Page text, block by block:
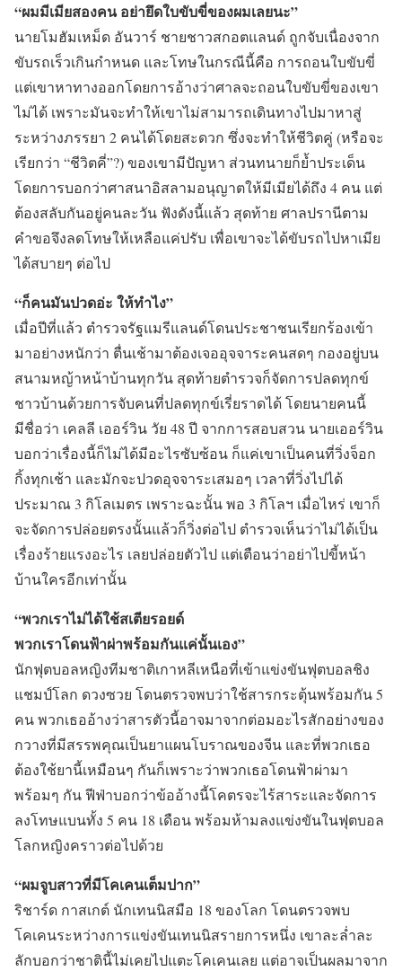
“ผมมีเมียสองคน อย่ายึดใบขับขี่ของผมเลยนะ”
นายโมฮัมเหม็ด อันวาร์ ชายชาวสกอตแลนด์ ถูกจับเนื่องจาก
ขับรถเร็วเกินกำหนด และโทษในกรณีนี้คือ การถอนใบขับขี่
แต่เขาหาทางออกโดยการอ้างว่าศาลจะถอนใบขับขี่ของเขา
ไม่ได้ เพราะมันจะทำให้เขาไม่สามารถเดินทางไปมาหาสู่
ระหว่างภรรยา 2 คนได้โดยสะดวก ซึ่งจะทำให้ชีวิตคู่ (หรือจะ
เรียกว่า “ชีวิตคี่”?) ของเขามีปัญหา ส่วนทนายก็ย้ำประเด็น
โดยการบอกว่าศาสนาอิสลามอนุญาตให้มีเมียได้ถึง 4 คน แต่
ต้องสลับกันอยู่คนละวัน ฟังดังนี้แล้ว สุดท้าย ศาลปรานีตาม
คำขอจึงลดโทษให้เหลือแค่ปรับ เพื่อเขาจะได้ขับรถไปหาเมีย
ได้สบายๆ ต่อไป
“ก็คนมันปวดอ่ะ ให้ทำไง”
เมื่อปีที่แล้ว ตำรวจรัฐแมรีแลนด์โดนประชาชนเรียกร้องเข้า
มาอย่างหนักว่า ตื่นเช้ามาต้องเจออุจจาระคนสดๆ กองอยู่บน
สนามหญ้าหน้าบ้านทุกวัน สุดท้ายตำรวจก็จัดการปลดทุกข์
ชาวบ้านด้วยการจับคนที่ปลดทุกข์เรี่ยราดได้ โดยนายคนนี้
มีชื่อว่า เคลลี เออร์วิน วัย 48 ปี จากการสอบสวน นายเออร์วิน
บอกว่าเรื่องนี้ก็ไม่ได้มีอะไรซับซ้อน ก็แค่เขาเป็นคนที่วิ่งจ็อก
กิ้งทุกเช้า และมักจะปวดอุจจาระเสมอๆ เวลาที่วิ่งไปได้
ประมาณ 3 กิโลเมตร เพราะฉะนั้น พอ 3 กิโลฯ เมื่อไหร่ เขาก็
จะจัดการปล่อยตรงนั้นแล้วก็วิ่งต่อไป ตำรวจเห็นว่าไม่ได้เป็น
เรื่องร้ายแรงอะไร เลยปล่อยตัวไป แต่เตือนว่าอย่าไปขี้หน้า
บ้านใครอีกเท่านั้น
“พวกเราไม่ได้ใช้สเตียรอยด์
พวกเราโดนฟ้าผ่าพร้อมกันแค่นั้นเอง”
นักฟุตบอลหญิงทีมชาติเกาหลีเหนือที่เข้าแข่งขันฟุตบอลชิง
แชมป์โลก ดวงซวย โดนตรวจพบว่าใช้สารกระตุ้นพร้อมกัน 5
คน พวกเธออ้างว่าสารตัวนี้อาจมาจากต่อมอะไรสักอย่างของ
กวางที่มีสรรพคุณเป็นยาแผนโบราณของจีน และที่พวกเธอ
ต้องใช้ยานี้เหมือนๆ กันก็เพราะว่าพวกเธอโดนฟ้าผ่ามา
พร้อมๆ กัน ฟีฟ่าบอกว่าข้ออ้างนี้โคตรจะไร้สาระและจัดการ
ลงโทษแบนทั้ง 5 คน 18 เดือน พร้อมห้ามลงแข่งขันในฟุตบอล
โลกหญิงคราวต่อไปด้วย
“ผมจูบสาวที่มีโคเคนเต็มปาก”
ริชาร์ด กาสเกต์ นักเทนนิสมือ 18 ของโลก โดนตรวจพบ
โคเคนระหว่างการแข่งขันเทนนิสรายการหนึ่ง เขาละล่ำละ
ลักบอกว่าชาตินี้ไม่เคยไปแตะโคเคนเลย แต่อาจเป็นผลมาจาก